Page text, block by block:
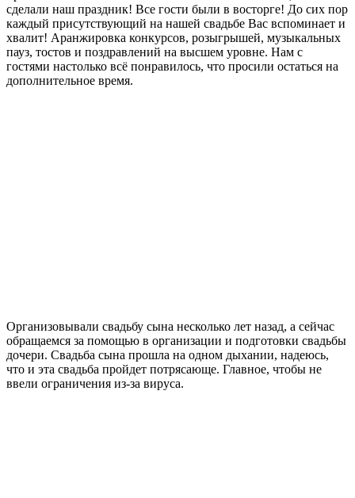
сделали наш праздник! Все гости были в восторге! До сих пор
каждый присутствующий на нашей свадьбе Вас вспоминает и
хвалит! Аранжировка конкурсов, розыгрышей, музыкальных
пауз, тостов и поздравлений на высшем уровне. Нам с
гостями настолько всё понравилось, что просили остаться на
дополнительное время.
Организовывали свадьбу сына несколько лет назад, а сейчас
обращаемся за помощью в организации и подготовки свадьбы
дочери. Свадьба сына прошла на одном дыхании, надеюсь,
что и эта свадьба пройдет потрясающе. Главное, чтобы не
ввели ограничения из-за вируса.